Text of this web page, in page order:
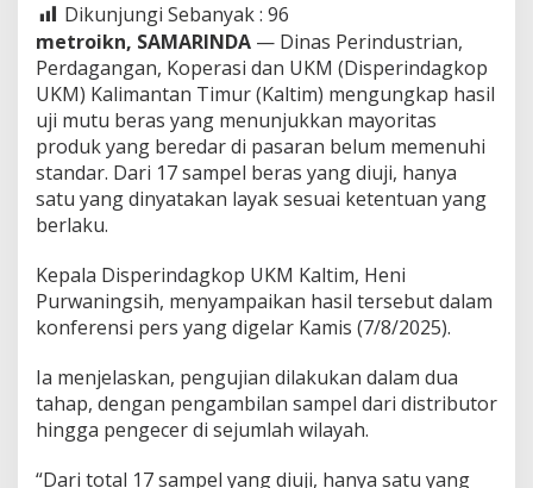
Dikunjungi Sebanyak : 96
metroikn, SAMARINDA — Dinas Perindustrian,
Perdagangan, Koperasi dan UKM (Disperindagkop
UKM) Kalimantan Timur (Kaltim) mengungkap hasil
uji mutu beras yang menunjukkan mayoritas
produk yang beredar di pasaran belum memenuhi
standar. Dari 17 sampel beras yang diuji, hanya
satu yang dinyatakan layak sesuai ketentuan yang
berlaku.
Kepala Disperindagkop UKM Kaltim, Heni
Purwaningsih, menyampaikan hasil tersebut dalam
konferensi pers yang digelar Kamis (7/8/2025).
Ia menjelaskan, pengujian dilakukan dalam dua
tahap, dengan pengambilan sampel dari distributor
hingga pengecer di sejumlah wilayah.
“Dari total 17 sampel yang diuji, hanya satu yang